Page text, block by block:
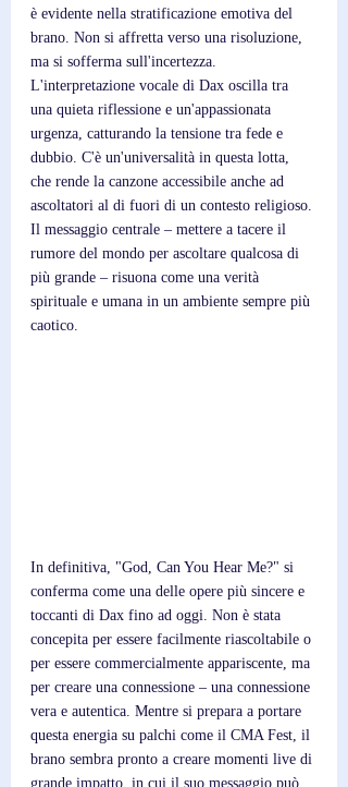
è evidente nella stratificazione emotiva del
brano. Non si affretta verso una risoluzione,
ma si sofferma sull'incertezza.
L'interpretazione vocale di Dax oscilla tra
una quieta riflessione e un'appassionata
urgenza, catturando la tensione tra fede e
dubbio. C'è un'universalità in questa lotta,
che rende la canzone accessibile anche ad
ascoltatori al di fuori di un contesto religioso.
Il messaggio centrale – mettere a tacere il
rumore del mondo per ascoltare qualcosa di
più grande – risuona come una verità
spirituale e umana in un ambiente sempre più
caotico.
In definitiva, "God, Can You Hear Me?" si
conferma come una delle opere più sincere e
toccanti di Dax fino ad oggi. Non è stata
concepita per essere facilmente riascoltabile o
per essere commercialmente appariscente, ma
per creare una connessione – una connessione
vera e autentica. Mentre si prepara a portare
questa energia su palchi come il CMA Fest, il
brano sembra pronto a creare momenti live di
grande impatto, in cui il suo messaggio può